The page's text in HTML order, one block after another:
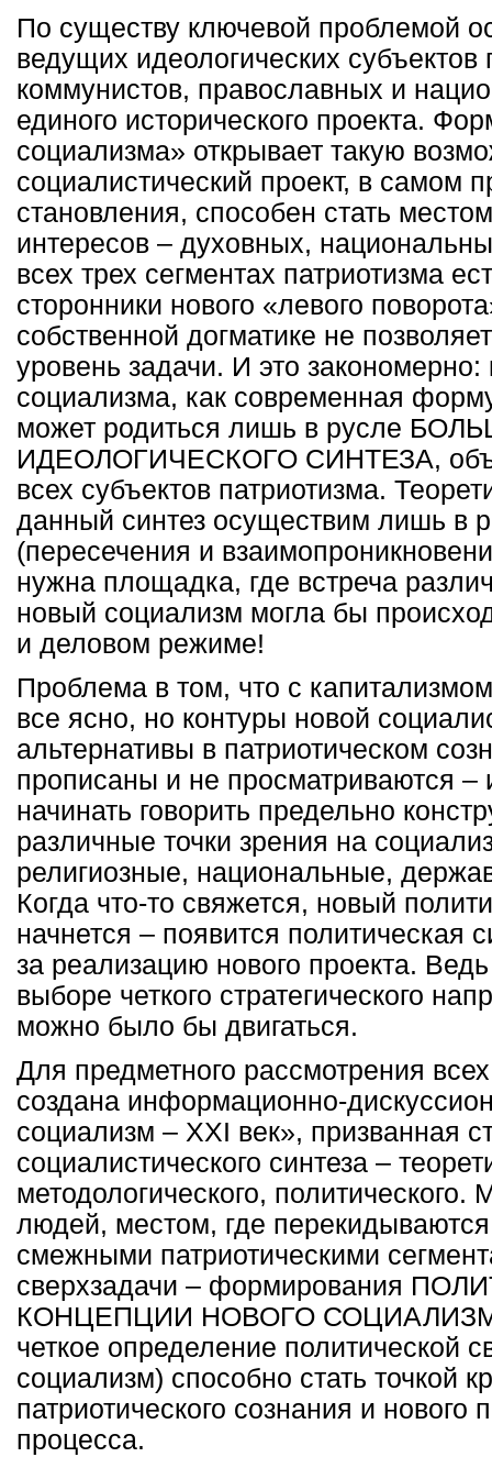
По существу ключевой проблемой
ведущих идеологических субъектов
коммунистов, православных и
единого исторического проекта.
социализма» открывает такую
социалистический проект, в самом
становления, способен стать
интересов – духовных,
всех трех сегментах патриотизма
сторонники нового «левого
собственной догматике не
уровень задачи. И это закономерно:
социализма, как современная
может родиться лишь в русле
ИДЕОЛОГИЧЕСКОГО СИНТЕЗА,
всех субъектов патриотизма.
данный синтез осуществим лишь в
(пересечения и
нужна площадка, где встреча
новый социализм могла бы
и деловом режиме!
Проблема в том, что с
все ясно, но контуры новой
альтернативы в патриотическом
прописаны и не просматриваются –
начинать говорить предельно
различные точки зрения на
религиозные, национальные,
Когда что-то свяжется, новый
начнется – появится политическая
за реализацию нового проекта.
выборе четкого стратегического
можно было бы двигаться.
Для предметного рассмотрения
создана информационно-
социализм – XXI век», призванная
социалистического синтеза –
методологического,
людей, местом, где
смежными патриотическими
сверхзадачи – формирования
КОНЦЕПЦИИ НОВОГО
четкое определение политической
социализм) способно стать точкой
патриотического сознания и нового
процесса.